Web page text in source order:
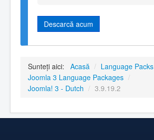
Descarcă acum
Sunteți aici: Acasă / Language Packs
Joomla 3 Language Packages /
Joomla! 3 - Dutch / 3.9.19.2